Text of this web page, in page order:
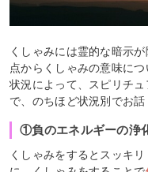
くしゃみには霊的な暗示
点からくしゃみの意味に
状況によって、スピリチ
で、のちほど状況別でお話
①負のエネルギーの浄
くしゃみをするとスッキ